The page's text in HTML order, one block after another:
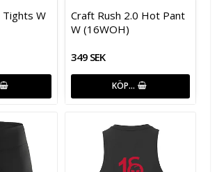
Tights W
Craft Rush 2.0 Hot Pant
W (16WOH)
349 SEK
KÖP…